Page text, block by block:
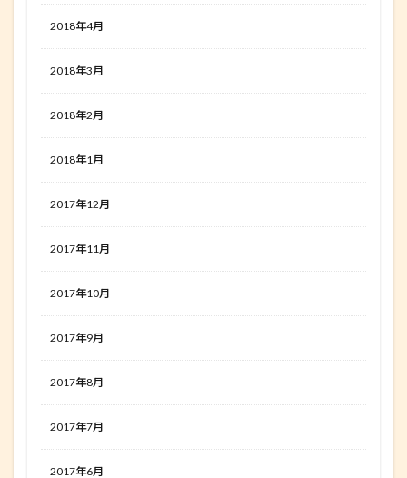
2018年4月
2018年3月
2018年2月
2018年1月
2017年12月
2017年11月
2017年10月
2017年9月
2017年8月
2017年7月
2017年6月